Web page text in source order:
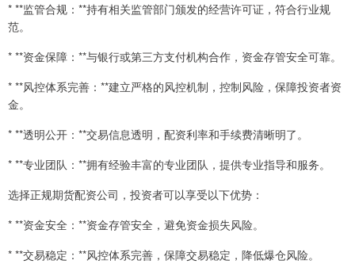
* **监管合规：**持有相关监管部门颁发的经营许可证，符合行业规
范。
* **资金保障：**与银行或第三方支付机构合作，资金存管安全可靠。
* **风控体系完善：**建立严格的风控机制，控制风险，保障投资者资
金。
* **透明公开：**交易信息透明，配资利率和手续费清晰明了。
* **专业团队：**拥有经验丰富的专业团队，提供专业指导和服务。
选择正规期货配资公司，投资者可以享受以下优势：
* **资金安全：**资金存管安全，避免资金损失风险。
* **交易稳定：**风控体系完善，保障交易稳定，降低爆仓风险。